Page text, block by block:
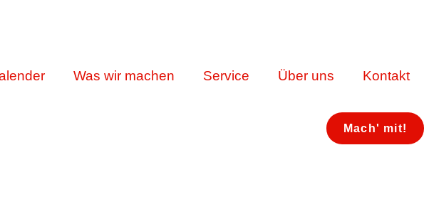
Was wir machen Service Über uns Kontakt
Mach' mit!